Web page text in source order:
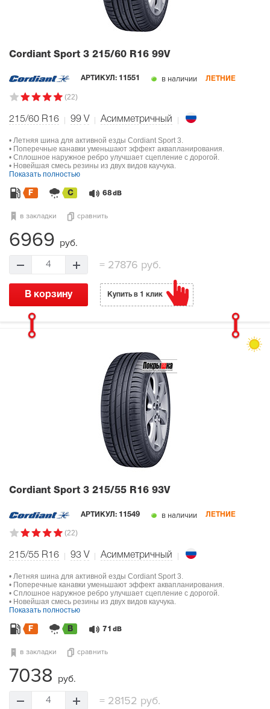
Cordiant Sport 3 215/60 R16 99V
АРТИКУЛ: 11551 в наличии ЛЕТНИЕ
(22)
215/60 R16 99 V Асимметричный
• Летняя шина для активной езды Cordiant Sport 3.
• Поперечные канавки уменьшают эффект аквапланирования.
• Сплошное наружное ребро улучшает сцепление с дорогой.
• Новейшая смесь резины из двух видов каучука.
Показать полностью
F C 68dB
в закладки сравнить
6969 руб.
4 =27876 руб.
В корзину Купить в 1 клик
Cordiant Sport 3 215/55 R16 93V
АРТИКУЛ: 11549 в наличии ЛЕТНИЕ
(22)
215/55 R16 93 V Асимметричный
• Летняя шина для активной езды Cordiant Sport 3.
• Поперечные канавки уменьшают эффект аквапланирования.
• Сплошное наружное ребро улучшает сцепление с дорогой.
• Новейшая смесь резины из двух видов каучука.
Показать полностью
F B 71 dB
в закладки сравнить
7038 руб.
4 = 28152 руб.